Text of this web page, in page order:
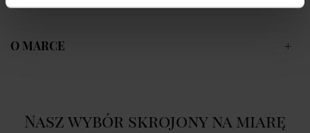
O MARCE
Nasz wybór skrojony na miarę